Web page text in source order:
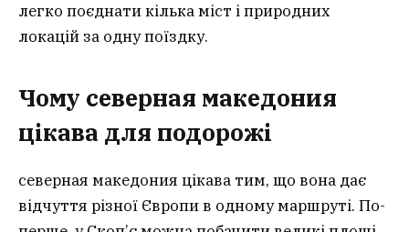
легко поєднати кілька міст і природних
локацій за одну поїздку.
Чому северная македония
цікава для подорожі
северная македония цікава тим, що вона дає
відчуття різної Європи в одному маршруті. По-